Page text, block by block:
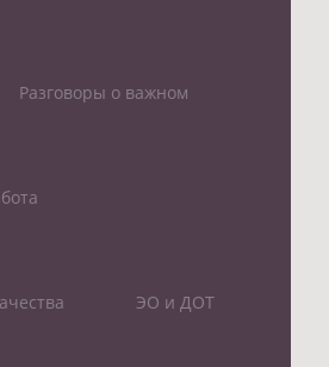
Разговоры о важном
ЭО и ДОТ